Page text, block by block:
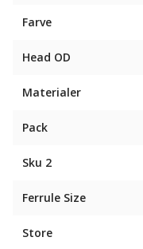
Farve
Head OD
Materialer
Pack
Sku 2
Ferrule Size
Store